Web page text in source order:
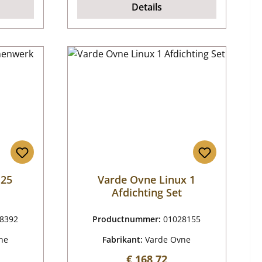
Details
Varde Ovne Linux 1
Afdichting Set
Productnummer:01028155
Fabrikant:Varde Ovne
Normale prijs:
€ 168,72